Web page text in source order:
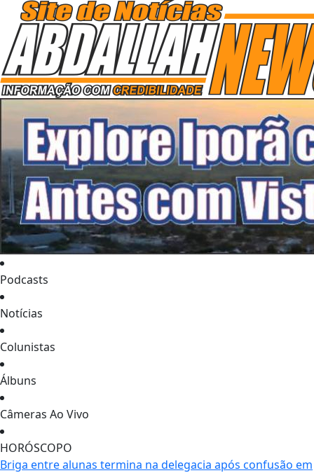
Podcasts
Notícias
Colunistas
Álbuns
Câmeras Ao Vivo
HORÓSCOPO
Briga entre alunas termina na delegacia após confusão em